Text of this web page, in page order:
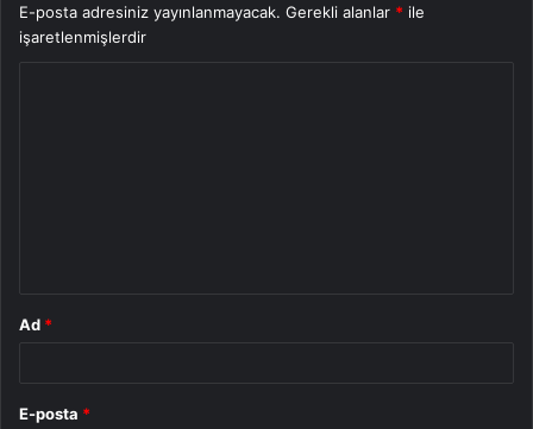
E-posta adresiniz yayınlanmayacak. Gerekli alanlar * ile
işaretlenmişlerdir
Ad *
E-posta *